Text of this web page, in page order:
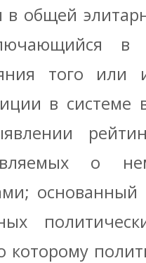
общей
в
того
в системе
о
основанный
которому